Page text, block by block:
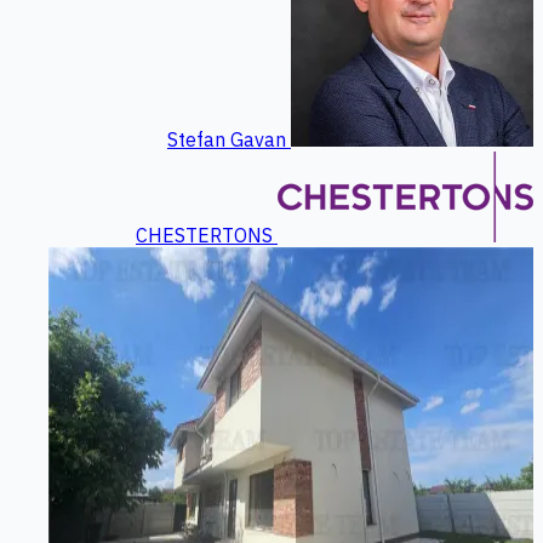
Stefan Gavan
CHESTERTONS